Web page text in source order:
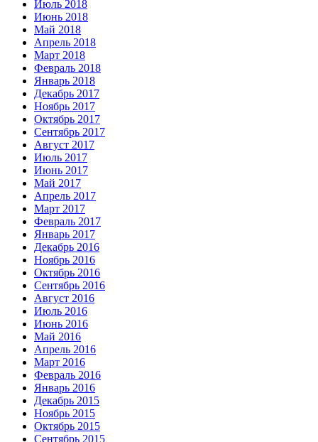
Июль 2018
Июнь 2018
Май 2018
Апрель 2018
Март 2018
Февраль 2018
Январь 2018
Декабрь 2017
Ноябрь 2017
Октябрь 2017
Сентябрь 2017
Август 2017
Июль 2017
Июнь 2017
Май 2017
Апрель 2017
Март 2017
Февраль 2017
Январь 2017
Декабрь 2016
Ноябрь 2016
Октябрь 2016
Сентябрь 2016
Август 2016
Июль 2016
Июнь 2016
Май 2016
Апрель 2016
Март 2016
Февраль 2016
Январь 2016
Декабрь 2015
Ноябрь 2015
Октябрь 2015
Сентябрь 2015